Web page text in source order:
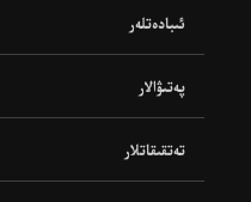
ئىبادەتلەر
پەتىۋالار
تەتقىقاتلار